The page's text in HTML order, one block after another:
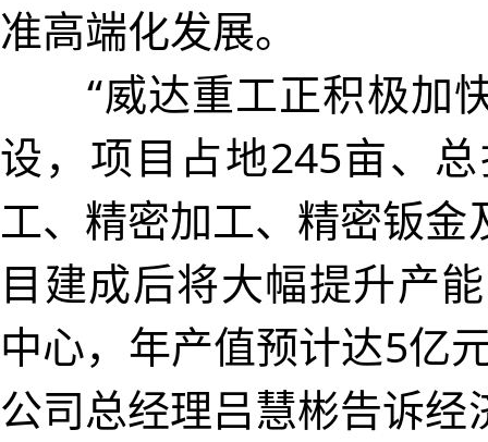
准高端化发展。
“威达重工正积极加
设，项目占地245亩、
工、精密加工、精密钣
目建成后将大幅提升产
中心，年产值预计达5亿
公司总经理吕慧彬告诉